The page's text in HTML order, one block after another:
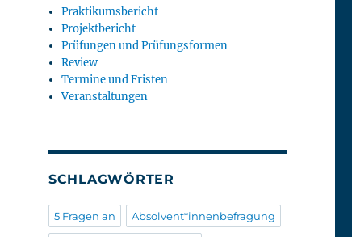
Praktikumsbericht
Projektbericht
Prüfungen und Prüfungsformen
Review
Termine und Fristen
Veranstaltungen
SCHLAGWÖRTER
5 Fragen an Absolvent*innenbefragung